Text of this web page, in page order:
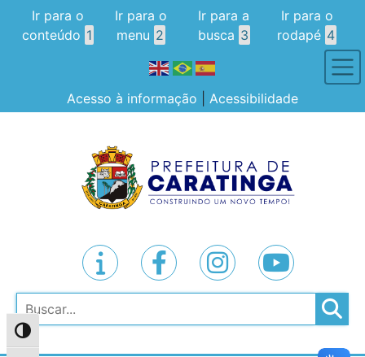
Alternar alto contraste
Ir para o
conteúdo 1
Ir para o
menu 2
Ir para a
busca 3
Ir para o
rodapé 4
Acesso à informação Acessibilidade
Pesquisar